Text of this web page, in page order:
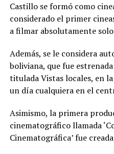
Castillo se formó como
considerado el primer
a filmar absolutamente
Además, se le considera
boliviana, que fue
titulada Vistas locales, en
un día cualquiera en el
Asimismo, la primera
cinematográfico llamada
Cinematográfica’ fue